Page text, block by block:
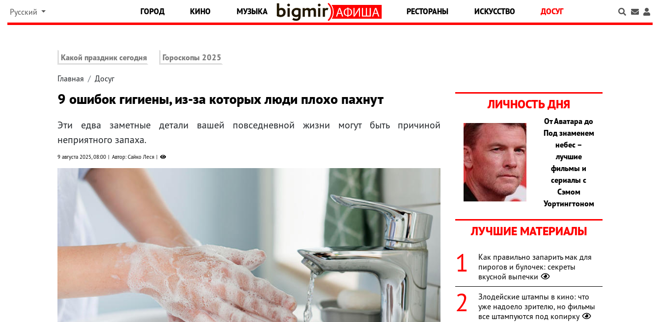
Русский ГОРОД КИНО МУЗЫКА РЕСТОРАНЫ ИСКУССТВО ДОСУГ
Какой праздник сегодня Гороскопы 2025
Главная Досуг
9 ошибок гигиены, из-за которых люди плохо пахнут
Эти едва заметные детали вашей повседневной жизни могут быть причиной
неприятного запаха.
9 августа 2025, 08:00 Автор: Сайко Леся
ЛИЧНОСТЬ ДНЯ
От Аватара до
Под знаменем
небес –
лучшие
фильмы и
сериалы с
Сэмом
Уортингтоном
ЛУЧШИЕ МАТЕРИАЛЫ
Как правильно запарить мак для
пирогов и булочек: секреты
вкусной выпечки
Злодейские штампы в кино: что
уже надоело зрителю, но фильмы
все штампуются под копирку